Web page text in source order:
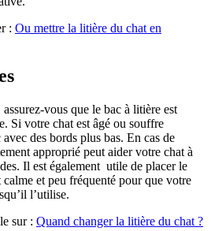
: Ou mettre la litière du chat en
vous que le bac à litière est
Si votre chat est âgé ou souffre
des bords plus bas. En cas de
approprié peut aider votre chat à
Il est également utile de placer le
et peu fréquenté pour que votre
l’utilise.
sur : Quand changer la litière du chat ?